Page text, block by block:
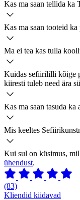
Kas ma saan tellida ka
Kas ma saan tooteid
Ma ei tea kas tulla
Kuidas sefiirililli kõige
kiiresti tuleb need ära
Kas ma saan tasuda ka
Mis keeltes
Kui sul on küsimus,
ühendust.
(83)
Kliendid kiidavad